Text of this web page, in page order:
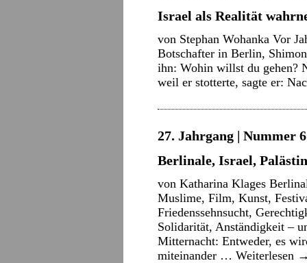
Israel als Realität
von Stephan Wohanka Vor
Botschafter in Berlin,
ihn: Wohin willst du gehen?
weil er stotterte, sagte er:
27. Jahrgang | Nummer
Berlinale, Israel,
von Katharina Klages
Muslime, Film, Kunst,
Friedenssehnsucht,
Solidarität, Anständigkeit –
Mitternacht: Entweder, es
miteinander … Weiterlesen